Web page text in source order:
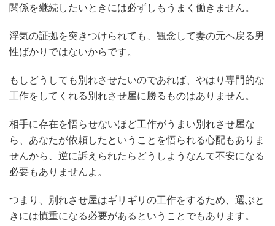
関係を継続したいときには必ずしもうまく働きません。
浮気の証拠を突きつけられても、観念して妻の元へ戻る男
性ばかりではないからです。
もしどうしても別れさせたいのであれば、やはり専門的な
工作をしてくれる別れさせ屋に勝るものはありません。
相手に存在を悟らせないほど工作がうまい別れさせ屋な
ら、あなたが依頼したということを悟られる心配もありま
せんから、逆に訴えられたらどうしようなんて不安になる
必要もありませんよ。
つまり、別れさせ屋はギリギリの工作をするため、選ぶと
きには慎重になる必要があるということでもあります。